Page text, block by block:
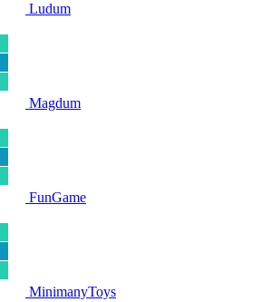
Ludum
Magdum
FunGame
MinimanyToys